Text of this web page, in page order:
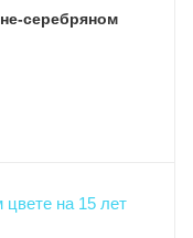
серебряном